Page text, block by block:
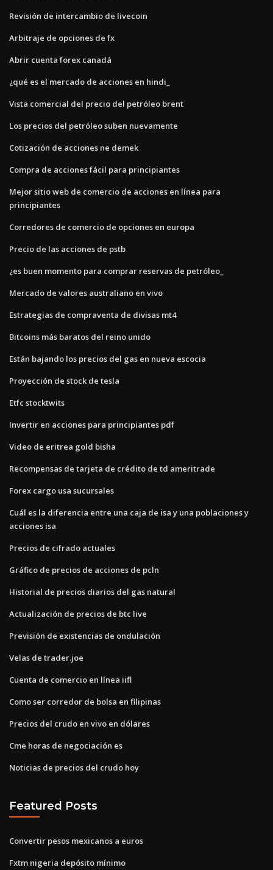
Revisión de intercambio de livecoin
Arbitraje de opciones de fx
Abrir cuenta forex canadá
¿qué es el mercado de acciones en hindi_
Vista comercial del precio del petróleo brent
Los precios del petróleo suben nuevamente
Cotización de acciones ne demek
Compra de acciones fácil para principiantes
Mejor sitio web de comercio de acciones en línea para
principiantes
Corredores de comercio de opciones en europa
Precio de las acciones de pstb
¿es buen momento para comprar reservas de petróleo_
Mercado de valores australiano en vivo
Estrategias de compraventa de divisas mt4
Bitcoins más baratos del reino unido
Están bajando los precios del gas en nueva escocia
Proyección de stock de tesla
Etfc stocktwits
Invertir en acciones para principiantes pdf
Video de eritrea gold bisha
Recompensas de tarjeta de crédito de td ameritrade
Forex cargo usa sucursales
Cuál es la diferencia entre una caja de isa y una poblaciones y
acciones isa
Precios de cifrado actuales
Gráfico de precios de acciones de pcln
Historial de precios diarios del gas natural
Actualización de precios de btc live
Previsión de existencias de ondulación
Velas de trader.joe
Cuenta de comercio en línea iifl
Como ser corredor de bolsa en filipinas
Precios del crudo en vivo en dólares
Cme horas de negociación es
Noticias de precios del crudo hoy
Featured Posts
Convertir pesos mexicanos a euros
Fxtm nigeria depósito mínimo